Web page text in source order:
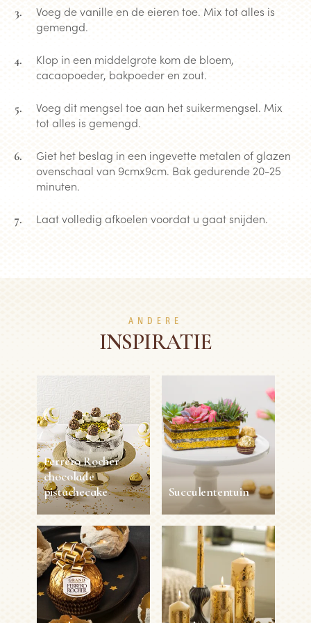
Voeg de vanille en de eieren toe. Mix tot alles is
gemengd.
Klop in een middelgrote kom de bloem,
cacaopoeder, bakpoeder en zout.
Voeg dit mengsel toe aan het suikermengsel. Mix
tot alles is gemengd.
Giet het beslag in een ingevette metalen of glazen
ovenschaal van 9cmx9cm. Bak gedurende 20-25
minuten.
Laat volledig afkoelen voordat u gaat snijden.
ANDERE
INSPIRATIE
Ferrero Rocher
chocolade
pistachecake
Ferrero Rocher
chocolade
pistachecake
1h30min 6 persons Gemiddeld
Succulententuin
Succulententuin
45min Gemiddeld